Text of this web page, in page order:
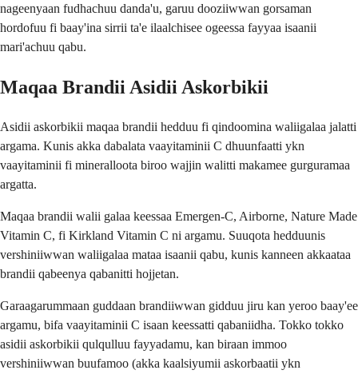
nageenyaan fudhachuu danda'u, garuu dooziiwwan gorsaman
hordofuu fi baay'ina sirrii ta'e ilaalchisee ogeessa fayyaa isaanii
mari'achuu qabu.
Maqaa Brandii Asidii Askorbikii
Asidii askorbikii maqaa brandii hedduu fi qindoomina waliigalaa jalatti
argama. Kunis akka dabalata vaayitaminii C dhuunfaatti ykn
vaayitaminii fi mineralloota biroo wajjin walitti makamee gurguramaa
argatta.
Maqaa brandii walii galaa keessaa Emergen-C, Airborne, Nature Made
Vitamin C, fi Kirkland Vitamin C ni argamu. Suuqota hedduunis
vershiniiwwan waliigalaa mataa isaanii qabu, kunis kanneen akkaataa
brandii qabeenya qabanitti hojjetan.
Garaagarummaan guddaan brandiiwwan gidduu jiru kan yeroo baay'ee
argamu, bifa vaayitaminii C isaan keessatti qabaniidha. Tokko tokko
asidii askorbikii qulqulluu fayyadamu, kan biraan immoo
vershiniiwwan buufamoo (akka kaalsiyumii askorbaatii ykn